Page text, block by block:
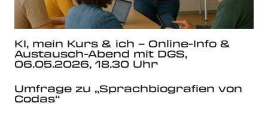
KI, mein Kurs & ich – Online-Info &
Austausch-Abend mit DGS,
06.05.2026, 18.30 Uhr
Umfrage zu „Sprachbiografien von
Codas“